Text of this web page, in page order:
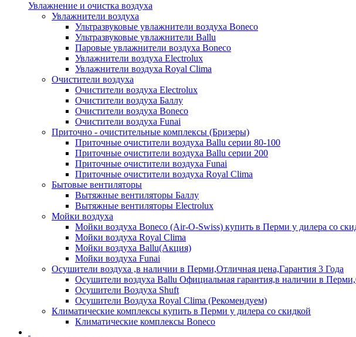
Увлажнение и очистка воздуха
Увлажнители воздуха
Ультразвуковые увлажнители воздуха Boneco
Ультразвуковые увлажнители Ballu
Паровые увлажнители воздуха Boneco
Увлажнители воздуха Electrolux
Увлажнители воздуха Royal Clima
Очистители воздуха
Очистители воздуха Electrolux
Очистители воздуха Баллу
Очистители воздуха Boneco
Очистители воздуха Funai
Приточно - очистительные комплексы (Бризеры)
Приточные очистители воздуха Ballu серии 80-100
Приточные очистители воздуха Ballu серии 200
Приточные очистители воздуха Funai
Приточные очистители воздуха Royal Clima
Бытовые вентиляторы
Вытяжные вентиляторы Баллу
Вытяжные вентиляторы Electrolux
Мойки воздуха
Мойки воздуха Boneco (Air-O-Swiss) купить в Перми у дилера со
Мойки воздуха Royal Clima
Мойки воздуха Ballu(Акция)
Мойки воздуха Funai
Осушители воздуха ,в наличии в Перми,Отличная цена,Гарантия 3 Года
Осушители воздуха Ballu Официальная гарантия,в наличии в
Осушители Воздуха Shuft
Осушители Воздуха Royal Clima (Рекомендуем)
Климатические комплексы купить в Перми у дилера со скидкой
Климатические комплексы Boneсo